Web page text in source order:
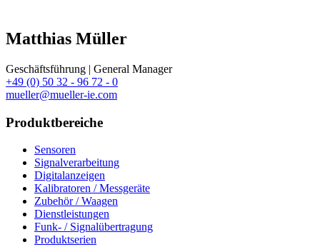
Matthias Müller
Geschäftsführung | General Manager
+49 (0) 50 32 - 96 72 - 0
mueller@mueller-ie.com
Produktbereiche
Sensoren
Signalverarbeitung
Digitalanzeigen
Kalibratoren / Messgeräte
Zubehör / Waagen
Dienstleistungen
Funk- / Signalübertragung
Produktserien